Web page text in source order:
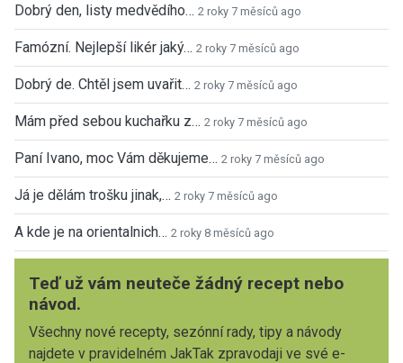
Dobrý den, listy medvědího… 2 roky 7 měsíců ago
Famózní. Nejlepší likér jaký… 2 roky 7 měsíců ago
Dobrý de. Chtěl jsem uvařit… 2 roky 7 měsíců ago
Mám před sebou kuchařku z… 2 roky 7 měsíců ago
Paní Ivano, moc Vám děkujeme… 2 roky 7 měsíců ago
Já je dělám trošku jinak,… 2 roky 7 měsíců ago
A kde je na orientalnich… 2 roky 8 měsíců ago
Teď už vám neuteče žádný recept nebo
návod.
Všechny nové recepty, sezónní rady, tipy a návody
najdete v pravidelném JakTak zpravodaji ve své e-